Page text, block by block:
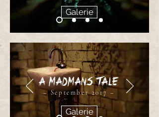
Galerie
A Madmans Tale
– September 2017 –
Galerie